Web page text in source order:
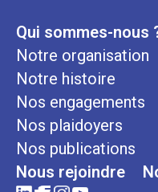
Qui sommes-nous
Notre organisation
Notre histoire
Nos engagements
Nos plaidoyers
Nos publications
Nous rejoindre